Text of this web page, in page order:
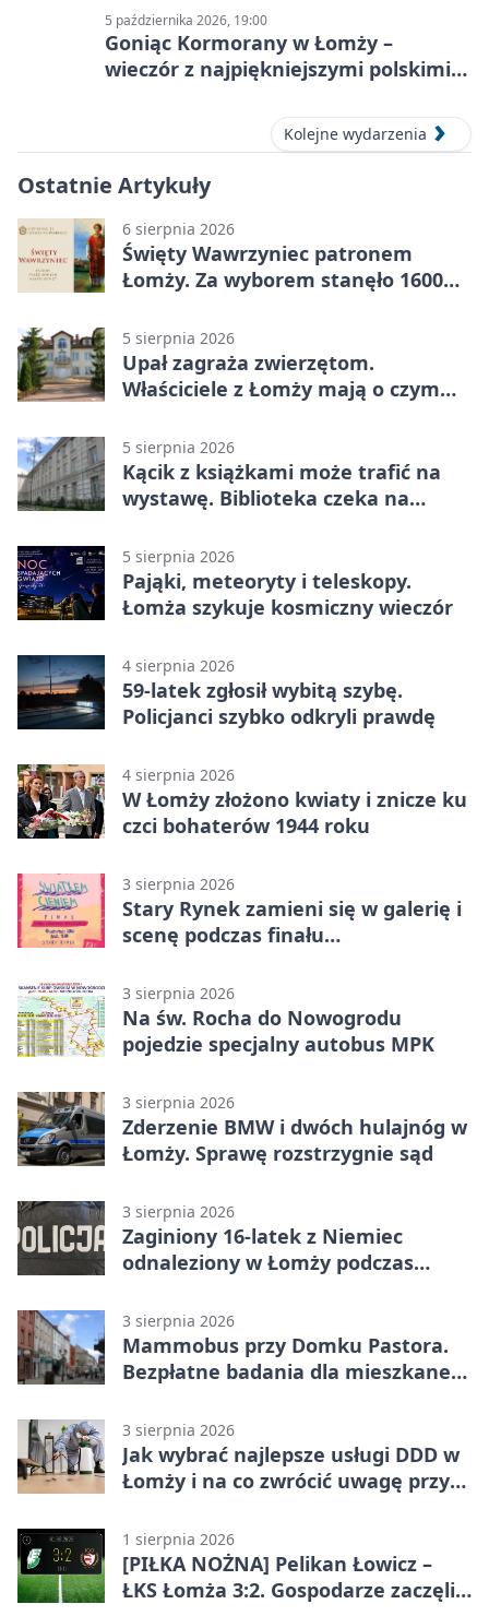
5 października 2026, 19:00
Goniąc Kormorany w Łomży –
wieczór z najpiękniejszymi polskimi
Kolejne wydarzenia
Ostatnie Artykuły
6 sierpnia 2026
Święty Wawrzyniec patronem
Łomży. Za wyborem stanęło 1600
5 sierpnia 2026
Upał zagraża zwierzętom.
Właściciele z Łomży mają o czym
5 sierpnia 2026
Kącik z książkami może trafić na
wystawę. Biblioteka czeka na
5 sierpnia 2026
Pająki, meteoryty i teleskopy.
Łomża szykuje kosmiczny wieczór
4 sierpnia 2026
59-latek zgłosił wybitą szybę.
Policjanci szybko odkryli prawdę
4 sierpnia 2026
W Łomży złożono kwiaty i znicze ku
czci bohaterów 1944 roku
3 sierpnia 2026
Stary Rynek zamieni się w galerię i
scenę podczas finału
3 sierpnia 2026
Na św. Rocha do Nowogrodu
pojedzie specjalny autobus MPK
3 sierpnia 2026
Zderzenie BMW i dwóch hulajnóg w
Łomży. Sprawę rozstrzygnie sąd
3 sierpnia 2026
Zaginiony 16-latek z Niemiec
odnaleziony w Łomży podczas
3 sierpnia 2026
Mammobus przy Domku Pastora.
Bezpłatne badania dla mieszkanek
3 sierpnia 2026
Jak wybrać najlepsze usługi DDD w
Łomży i na co zwrócić uwagę przy
1 sierpnia 2026
[PIŁKA NOŻNA] Pelikan Łowicz –
ŁKS Łomża 3:2. Gospodarze zaczęli